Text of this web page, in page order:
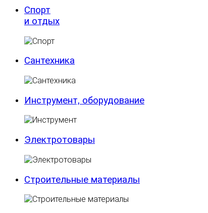
Спорт
и отдых
Сантехника
Инструмент, оборудование
Электротовары
Строительные материалы